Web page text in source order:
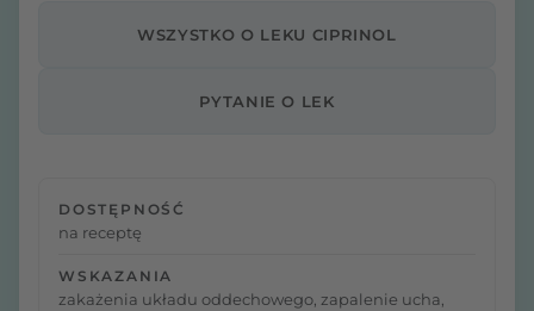
WSZYSTKO O LEKU CIPRINOL
PYTANIE O LEK
DOSTĘPNOŚĆ
na receptę
WSKAZANIA
zakażenia układu oddechowego, zapalenie ucha,